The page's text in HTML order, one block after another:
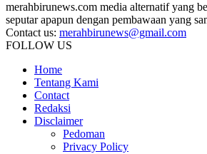
merahbirunews.com media alternatif yang
seputar apapun dengan pembawaan yang
Contact us: merahbirunews@gmail.com
FOLLOW US
Home
Tentang Kami
Contact
Redaksi
Disclaimer
Pedoman
Privacy Policy